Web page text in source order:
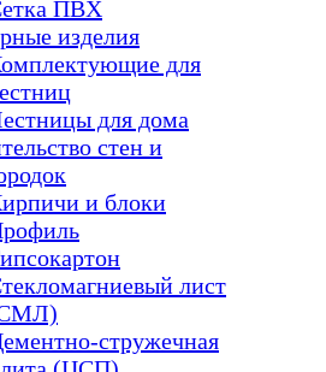
ПВХ
изделия
для
для дома
стен и
и блоки
лист
стружечная